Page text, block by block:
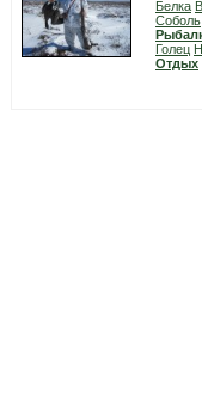
Белка
Соболь
Голец
Отдых